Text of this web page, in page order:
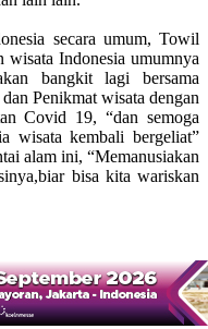
secara umum, Towil
wisata Indonesia umumnya
bangkit lagi bersama
Penikmat wisata dengan
Covid 19, “dan semoga
wisata kembali bergeliat”
alam ini, “Memanusiakan
bisa kita wariskan